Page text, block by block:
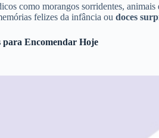
como morangos sorridentes,
felizes da infância ou doces
para Encomendar Hoje